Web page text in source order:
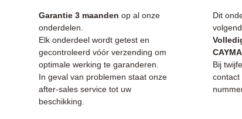
✅
✅ 3
✅
✅
Garantie 3 maanden op al onze
onderdelen.
Elk onderdeel wordt getest en
gecontroleerd vóór verzending om
optimale werking te garanderen.
In geval van problemen staat onze
after-sales service tot uw
beschikking.
Dit
Bij
contact